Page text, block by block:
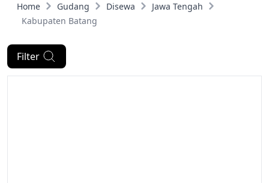
Home Gudang Disewa
Jawa Tengah
Kabupaten Batang
Filter